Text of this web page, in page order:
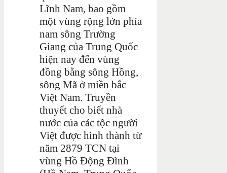
Lĩnh Nam, bao gồm
một vùng rộng lớn phía
nam sông Trường
Giang của Trung Quốc
hiện nay đến vùng
đồng bằng sông Hồng,
sông Mã ở miền bắc
Việt Nam. Truyền
thuyết cho biết nhà
nước của các tộc người
Việt được hình thành từ
năm 2879 TCN tại
vùng Hồ Động Đình